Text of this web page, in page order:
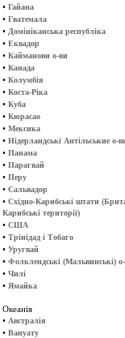
• Гайана
• Гватемала
• Домініканська республіка
• Еквадор
• Кайманови о-ви
• Канада
• Колумбія
• Коста-Ріка
• Куба
• Кюрасао
• Мексика
• Нідерландські Антільськие о-
• Панама
• Парагвай
• Перу
• Сальвадор
• Східно-Карибські штати
Карибські території)
• США
• Трінідад і Тобаго
• Уругвай
• Фолклендські (Мальвинські)
• Чилі
• Ямайка
Океанія
• Австралія
• Вануату